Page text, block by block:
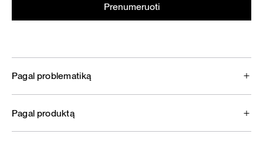
Pagal problematiką
Pagal produktą